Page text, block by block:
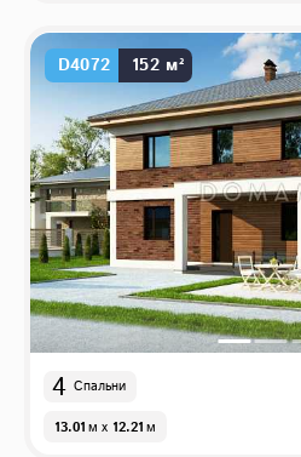
D4072 152 м²
4 Спальни
13.01м x 12.21м